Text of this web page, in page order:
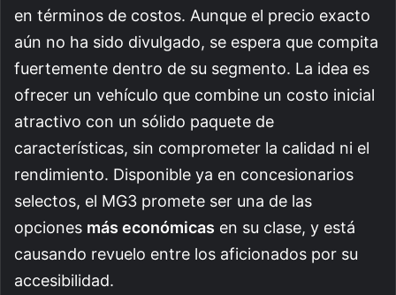
en términos de costos. Aunque el precio exacto
aún no ha sido divulgado, se espera que compita
fuertemente dentro de su segmento. La idea es
ofrecer un vehículo que combine un costo inicial
atractivo con un sólido paquete de
características, sin comprometer la calidad ni el
rendimiento. Disponible ya en concesionarios
selectos, el MG3 promete ser una de las
opciones más económicas en su clase, y está
causando revuelo entre los aficionados por su
accesibilidad.